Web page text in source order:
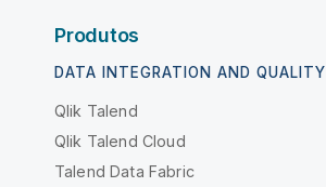
Produtos
DATA INTEGRATION AND QUALITY
Qlik Talend
Qlik Talend Cloud
Talend Data Fabric